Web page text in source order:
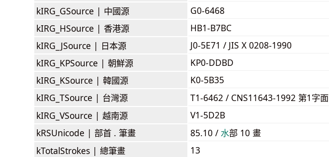
kIRG_GSource | 中國源
G0-6468
kIRG_HSource | 香港源
HB1-B7BC
kIRG_JSource | 日本源
J0-5E71 / JIS X 0208-1990
kIRG_KPSource | 朝鮮源
KP0-DDBD
kIRG_KSource | 韓國源
K0-5B35
kIRG_TSource | 台灣源
T1-6462 / CNS11643-1992 第1字面
kIRG_VSource | 越南源
V1-5D2B
kRSUnicode | 部首 . 筆畫 85.10 / ⽔部 10 畫
kTotalStrokes | 總筆畫 13